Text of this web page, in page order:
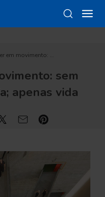
em movimento: …
sem
apenas vida